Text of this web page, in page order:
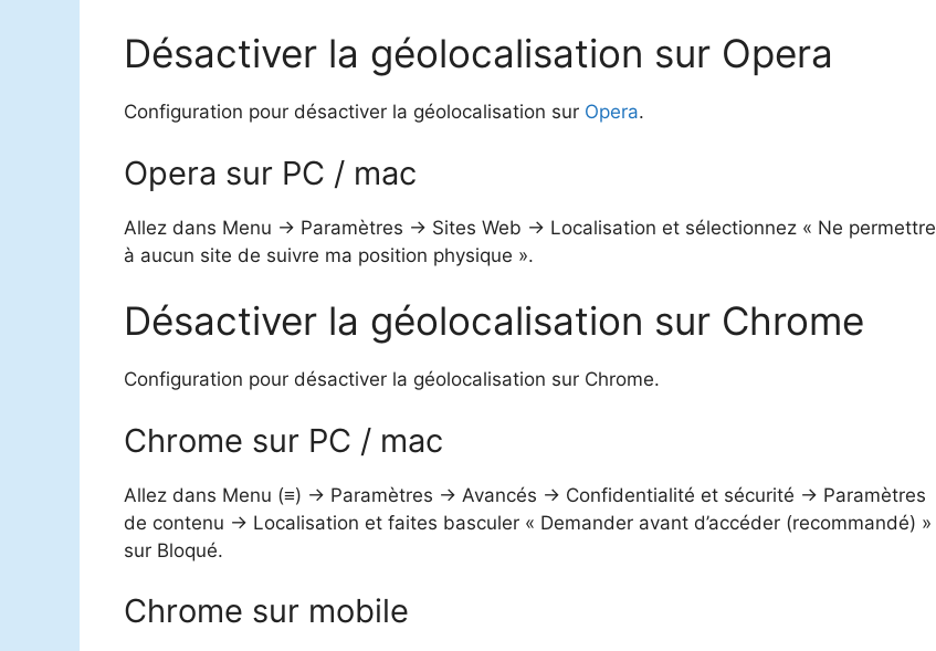
Désactiver la géolocalisation sur Opera
Configuration pour désactiver la géolocalisation sur Opera.
Opera sur PC / mac
Allez dans Menu -> Paramètres -> Sites Web -> Localisation et sélectionnez « Ne permettre
à aucun site de suivre ma position physique ».
Désactiver la géolocalisation sur Chrome
Configuration pour désactiver la géolocalisation sur Chrome.
Chrome sur PC / mac
Allez dans Menu (≡) -> Paramètres -> Avancés -> Confidentialité et sécurité -> Paramètres
de contenu -> Localisation et faites basculer « Demander avant d’accéder (recommandé) »
sur Bloqué.
Chrome sur mobile